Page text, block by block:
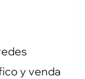
y venda